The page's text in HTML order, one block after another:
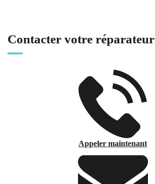
Contacter votre réparateur
Appeler maintenant